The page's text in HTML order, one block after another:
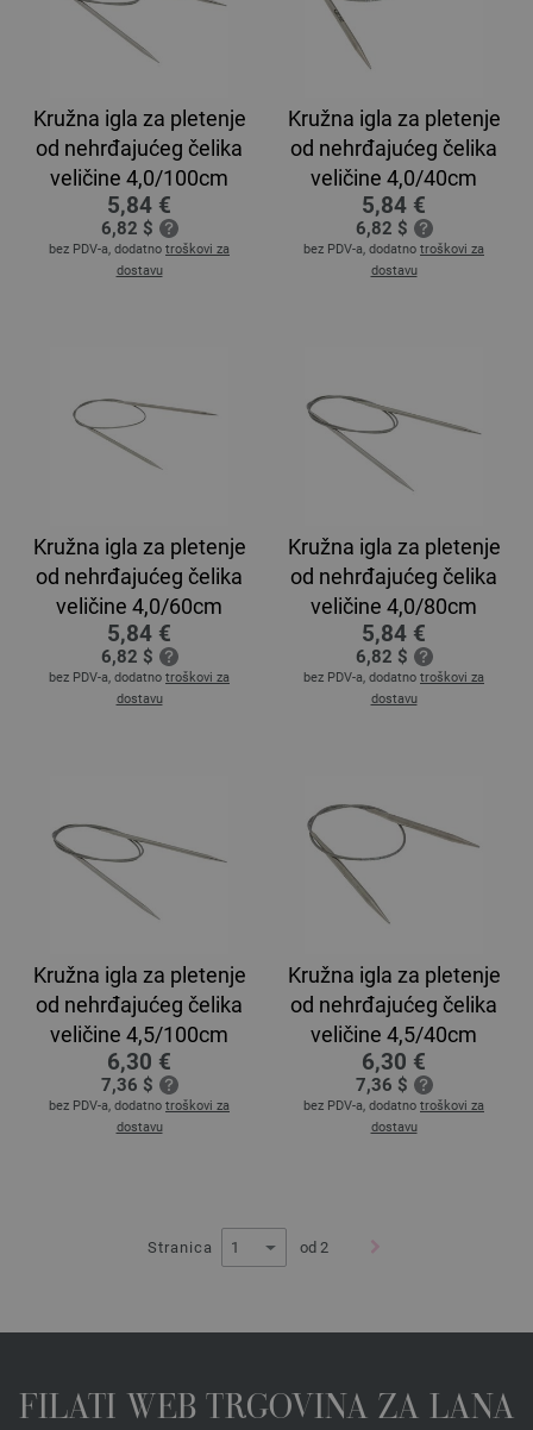
Kružna igla za pletenje
od nehrđajućeg čelika
veličine 4,0/100cm
5,84 €
6,82 $
bez PDV-a, dodatno troškovi za
dostavu
Kružna igla za pletenje
od nehrđajućeg čelika
veličine 4,0/40cm
5,84 €
6,82 $
bez PDV-a, dodatno troškovi za
dostavu
Kružna igla za pletenje
od nehrđajućeg čelika
veličine 4,0/60cm
5,84 €
6,82 $
bez PDV-a, dodatno troškovi za
dostavu
Kružna igla za pletenje
od nehrđajućeg čelika
veličine 4,0/80cm
5,84 €
6,82 $
bez PDV-a, dodatno troškovi za
dostavu
Kružna igla za pletenje
od nehrđajućeg čelika
veličine 4,5/100cm
6,30 €
7,36 $
bez PDV-a, dodatno troškovi za
dostavu
Kružna igla za pletenje
od nehrđajućeg čelika
veličine 4,5/40cm
6,30 €
7,36 $
bez PDV-a, dodatno troškovi za
dostavu
Stranica od 2
FILATI WEB TRGOVINA ZA LANA